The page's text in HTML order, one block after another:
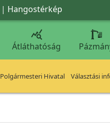
| Hangostérkép

Átláthatóság
Polgármesteri Hivatal Választási